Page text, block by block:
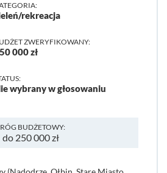
rekreacja
ZWERYFIKOWANY:
000 zł
wybrany w głosowaniu
BUDŻETOWY:
do 250 000 zł